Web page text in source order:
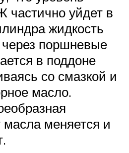
частично уйдет в
жидкость
через поршневые
в поддоне
со смазкой и
масло.
меняется и